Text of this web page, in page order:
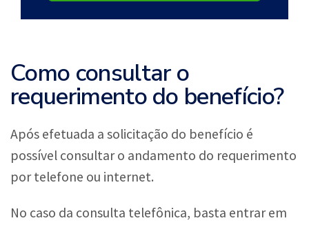
Como consultar o
requerimento do benefício?
Após efetuada a solicitação do benefício é
possível consultar o andamento do requerimento
por telefone ou internet.
No caso da consulta telefônica, basta entrar em